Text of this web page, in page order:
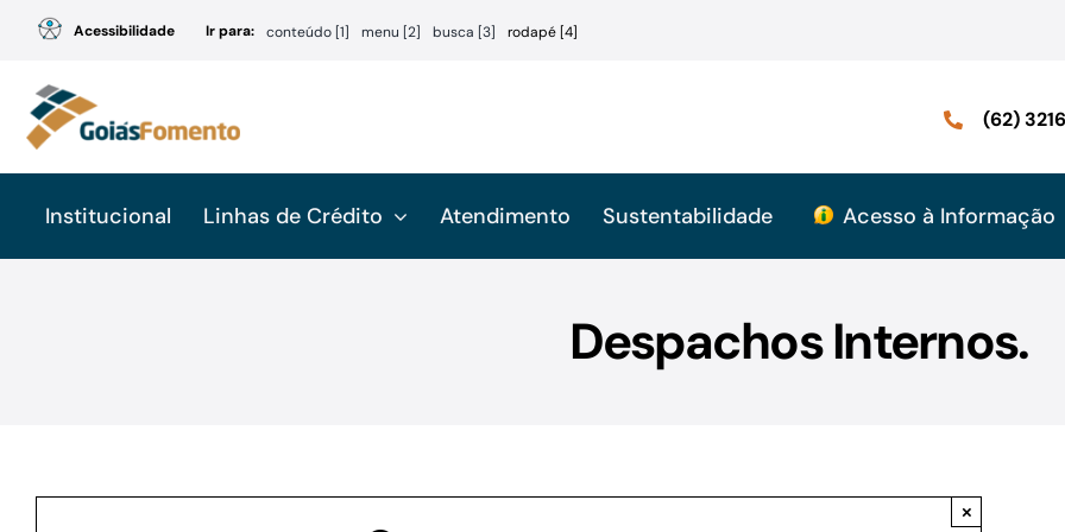
conteúdo
Acessibilidade Ir para: conteúdo [1] menu [2] busca [3] rodapé [4]
(62)
Institucional Linhas de Crédito Atendimento Sustentabilidade Acesso à Informação
Despachos Internos.
×